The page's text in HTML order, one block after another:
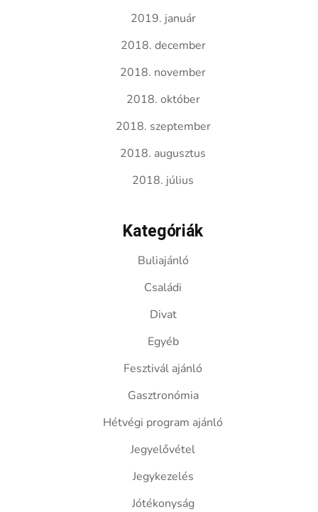
2019. január
2018. december
2018. november
2018. október
2018. szeptember
2018. augusztus
2018. július
Kategóriák
Buliajánló
Családi
Divat
Egyéb
Fesztivál ajánló
Gasztronómia
Hétvégi program ajánló
Jegyelővétel
Jegykezelés
Jótékonyság